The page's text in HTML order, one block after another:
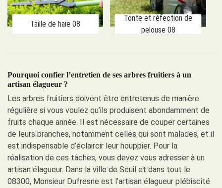
Taille de haie 08
Tonte et réfection de
pelouse 08
Pourquoi confier l’entretien de ses arbres fruitiers à un
artisan élagueur ?
Les arbres fruitiers doivent être entretenus de manière
régulière si vous voulez qu’ils produisent abondamment de
fruits chaque année. Il est nécessaire de couper certaines
de leurs branches, notamment celles qui sont malades, et il
est indispensable d’éclaircir leur houppier. Pour la
réalisation de ces tâches, vous devez vous adresser à un
artisan élagueur. Dans la ville de Seuil et dans tout le
08300, Monsieur Dufresne est l’artisan élagueur plébiscité